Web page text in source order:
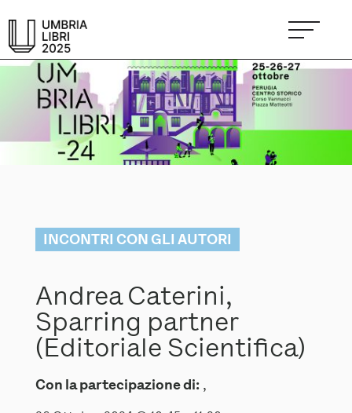
INCONTRI CON GLI AUTORI
Andrea Caterini,
Sparring partner
(Editoriale Scientifica)
Con la partecipazione di:,